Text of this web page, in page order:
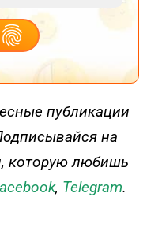
публикации
на
которую любишь
, Telegram.